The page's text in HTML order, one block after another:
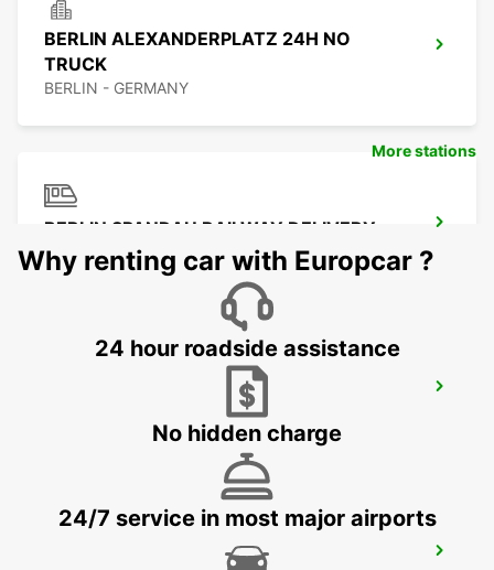
BERLIN ALEXANDERPLATZ 24H NO
TRUCK
BERLIN - GERMANY
BERLIN SPANDAU RAILWAY DELIVERY
BERLIN - GERMANY
BERLIN SOUTHWEST STEGLITZ IKC
More stations
Why renting car with Europcar ?
24 hour roadside assistance
No hidden charge
24/7 service in most major airports